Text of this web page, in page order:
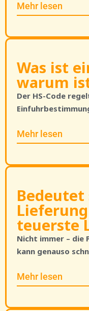
Mehr lesen
Was ist
warum
Der HS-Code
Mehr lesen
Bedeutet
teuerste
Nicht immer – die
kann genauso
Mehr lesen